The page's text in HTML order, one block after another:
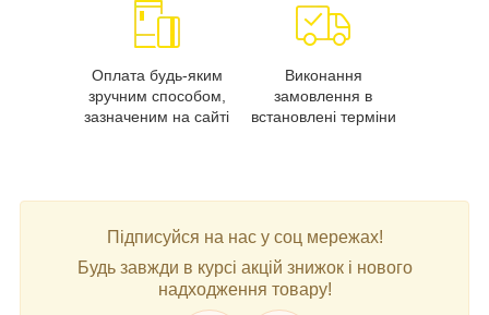
Оплата будь-яким
зручним способом,
зазначеним на сайті
Виконання
замовлення в
встановлені терміни
Підписуйся на нас у соц мережах!
Будь завжди в курсі акцій знижок і нового
надходження товару!